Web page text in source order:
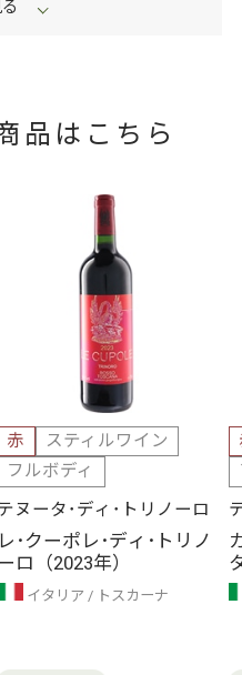
品はこちら
赤
スティルワイン
フルボディ
ヌータ･ディ･トリノーロ
レ･クーポレ･ディ･トリノ
ロ（2023年）
イタリア トスカーナ